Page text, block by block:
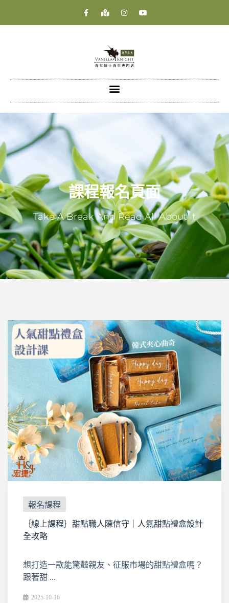
課程報名頁面
Take A Break And Read All About It
報名課程
｛線上課程｝甜點職人陳信守｜人氣甜點禮盒設計
全攻略
想打造一款能驚豔親友、征服市場的甜點禮盒嗎？
跟著甜 ...
2025-10-16